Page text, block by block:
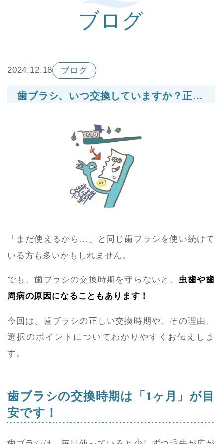
ブログ
2024.12.18 ブログ
歯ブラシ、いつ交換していますか？正しい交換時期と選択のポイント
「まだ使えるから…」と同じ歯ブラシを使い続けて
いる方も多いかもしれません。
でも、歯ブラシの交換時期を守らないと、 虫歯や歯
周病の原因になることもあります！
今回は、歯ブラシの正しい交換時期や、その理由、
選択のポイントについてわかりやすくお伝えしま
す。
歯ブラシの交換時期は「1ヶ月」が目
安です！